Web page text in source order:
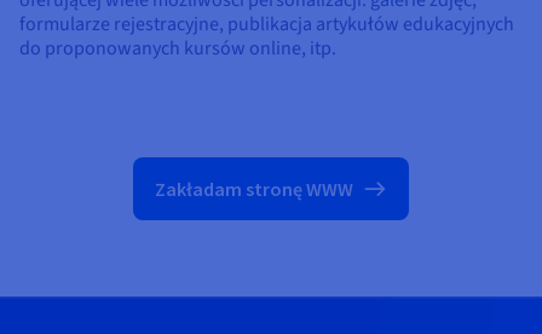
formularze rejestracyjne, publikacja artykułów edukacyjnych
do proponowanych kursów online, itp.
Zakładam stronę WWW